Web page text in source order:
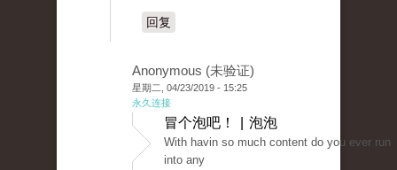
回复
Anonymous (未验证)
星期二, 04/23/2019 - 15:25
永久连接
冒个泡吧！ | 泡泡
With havin so much content do you ever run
into any